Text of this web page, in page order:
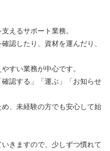
えるサポート業務。
認したり、資材を運んだり、
すい業務が中心です。
認する」「運ぶ」「お知らせ
、未経験の方でも安心して始
きますので、少しずつ慣れて